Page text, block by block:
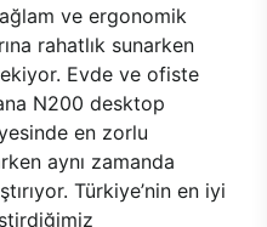
ve ergonomik
rahatlık sunarken
Evde ve ofiste
N200 desktop
en zorlu
aynı zamanda
Türkiye’nin en iyi